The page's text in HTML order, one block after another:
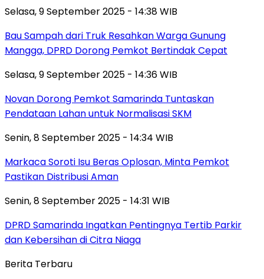
Selasa, 9 September 2025 - 14:38 WIB
Bau Sampah dari Truk Resahkan Warga Gunung
Mangga, DPRD Dorong Pemkot Bertindak Cepat
Selasa, 9 September 2025 - 14:36 WIB
Novan Dorong Pemkot Samarinda Tuntaskan
Pendataan Lahan untuk Normalisasi SKM
Senin, 8 September 2025 - 14:34 WIB
Markaca Soroti Isu Beras Oplosan, Minta Pemkot
Pastikan Distribusi Aman
Senin, 8 September 2025 - 14:31 WIB
DPRD Samarinda Ingatkan Pentingnya Tertib Parkir
dan Kebersihan di Citra Niaga
Berita Terbaru